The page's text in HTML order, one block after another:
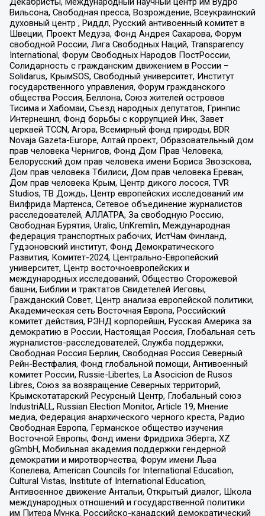
Вильсона, Свободная пресса, Возрождение, Всеукраинский
духовный центр , Риддл, Русский антивоенный комитет в
Швеции, Проект Медуза, Фонд Андрея Сахарова, Форум
свободной России, Лига Свободных Наций, Transparеncy
International, Форум Свободных Народов ПостРоссии,
Солидарность с гражданским движением в России –
Solidarus, КрымSOS, Свободный университет, Институт
государственного управления, Форум гражданского
общества Россия, Беллона, Союз жителей островов
Тисима и Хабомаи, Съезд народных депутатов, Гринпис
Интернешнл, Фонд борьбы с коррупцией Инк, Завет
церквей TCCN, Агора, Всемирный фонд природы, BDR
Novaja Gazeta-Europe, Алтай проект, Образовательный дом
прав человека Чернигов, Фонд Дом Прав Человека,
Белорусский дом прав человека имени Бориса Звозскова,
Дом прав человека Тбилиси, Дом прав человека Ереван,
Дом прав человека Крым, Центр дикого лосося, TVR
Studios, ТВ Дождь, Центр европейских исследований им
Вилфрида Мартенса, Сетевое объединение журналистов
расследователей, АЛЛАТРА, За свободную Россию,
Свободная Бурятия, Uralic, UnKremlin, Международная
федерация транспортных рабочих, ИстЧам Финланд,
Гудзоновский институт, Фонд Демократического
Развития, Комитет-2024, Центрально-Европейский
университет, Центр восточноевропейских и
международных исследований, Общество Сторожевой
башни, Библии и трактатов Свидетелей Иеговы,
Гражданский Совет, Центр анализа европейской политики,
Академическая сеть Восточная Европа, Российский
комитет действия, РЭНД корпорейшн, Русская Америка за
демократию в России, Настоящая Россия, Глобальная сеть
журналистов-расследователей, Служба поддержки,
Свободная Россия Берлин, Свободная Россия Северный
Рейн-Вестфалия, Фонд глобальной помощи, Антивоенный
комитет России, Russie-Libertes, La Asocicion de Rusos
Libres, Союз за возвращение Северных территорий,
Крымскотатарский Ресурсный Центр, Глобальный союз
IndustriALL, Russian Election Monitor, Article 19, Мнение
медиа, Федерация анархического черного креста, Радио
Свободная Европа, Германское общество изучения
Восточной Европы, Фонд имени Фридриха Эберта, XZ
gGmbH, Мобильная академия поддержки гендерной
демократии и миротворчества, Форум имени Льва
Копелева, American Councils for International Education,
Cultural Vistas, Institute of International Education,
Антивоенное движение Антальи, Открытый диалог, Школа
международных отношений и государственной политики
им Питера Мунка, Российско-канадский демократический